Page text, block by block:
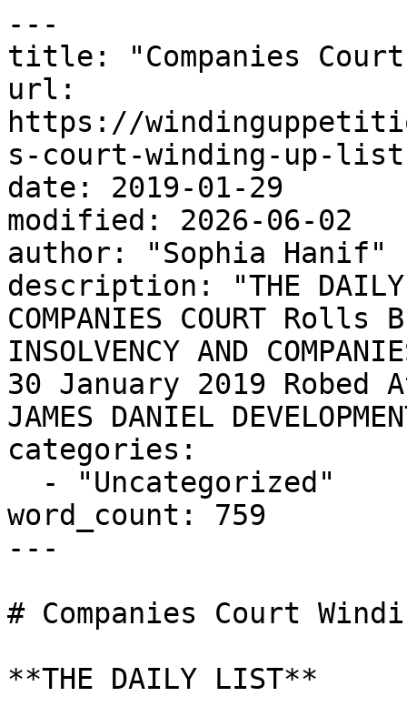
---
title: "Companies
url:
https://
s-court-winding-up-
date: 2019-01-29
modified: 2026-06-02
author: "Sophia Hanif"
description: "THE DAILY
COMPANIES COURT
INSOLVENCY AND
30 January 2019 Robed
JAMES DANIEL
categories:
word_count: 759
---
# Companies Court
**THE DAILY LIST**